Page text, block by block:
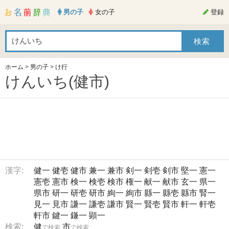
男の子 女の子 登録
ホーム > 男の子 > け行
けんいち(健市)
漢字: 健一 健壱 健市 兼一 兼市 剣一 剣壱 剣市 堅一 憲一
憲壱 憲市 検一 検壱 検市 権一 献一 献市 玄一 県一
県市 研一 研壱 研市 絢一 絢市 縣一 縣壱 縣市 腎一
見一 見市 謙一 謙壱 謙市 賢一 賢壱 賢市 軒一 軒壱
軒市 鍵一 鎌一 顕一
検索:
健で検索 市で検索